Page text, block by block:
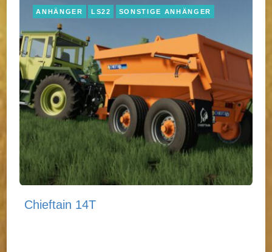
ANHÄNGER LS22 SONSTIGE ANHÄNGER
Chieftain 14T